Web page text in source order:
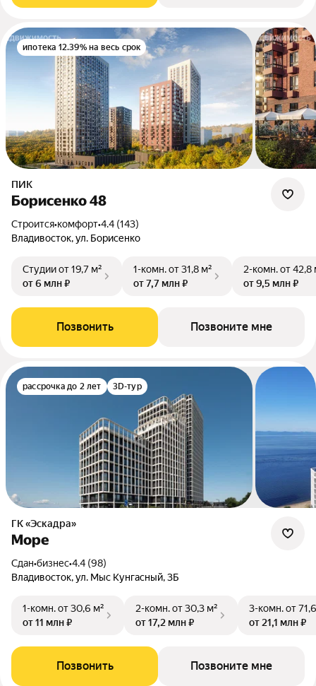
ипотека 12.39% на весь срок
ПИК
Борисенко 48
Строится•комфорт•4.4 (143)
Владивосток, ул. Борисенко
Студииот 19,7 м²
от 6 млн ₽
1-комн.от 31,8 м²
от 7,7 млн ₽
2-комн.от 42,8
от 9,5 млн ₽
Позвонить Позвоните мне
рассрочка до 2 лет 3D-тур
ГК «Эскадра»
Море
Сдан•бизнес•4.4 (98)
Владивосток, ул. Мыс Кунгасный, 3Б
1-комн.от 30,6 м²
от 11 млн ₽
2-комн.от 30,3 м²
от 17,2 млн ₽
3-комн.от
от 21,1 млн ₽
Позвонить Позвоните мне